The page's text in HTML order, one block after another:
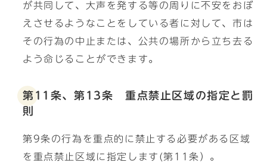
が共同して、大声を発する等の周りに不安をおぼ
えさせるようなことをしている者に対して、市は
その行為の中止または、公共の場所から立ち去る
よう命じることができます。
第11条、第13条 重点禁止区域の指定と罰
則
第9条の行為を重点的に禁止する必要がある区域
を重点禁止区域に指定します(第11条）。